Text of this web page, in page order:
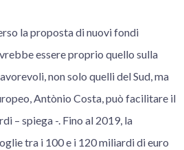
la proposta di nuovi fondi
essere proprio quello sulla
non solo quelli del Sud, ma
Antònio Costa, può facilitare il
– spiega -. Fino al 2019, la
tra i 100 e i 120 miliardi di euro